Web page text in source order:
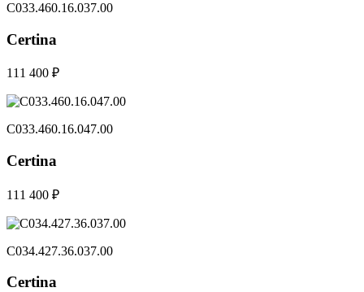
C033.460.16.037.00
Certina
111 400 ₽
C033.460.16.047.00
Certina
111 400 ₽
C034.427.36.037.00
Certina